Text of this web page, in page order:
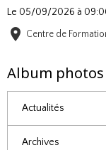
Le 05/09/2026 à
Centre de
Album photos
Actualités
Archives